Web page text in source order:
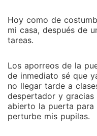
Hoy como de
mi casa, después de
tareas.
Los aporreos de la
de inmediato sé que
no llegar tarde a
despertador y
abierto la puerta
perturbe mis pupilas.